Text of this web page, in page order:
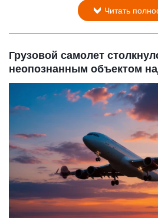
Читать
Грузовой самолет
неопознанным объектом